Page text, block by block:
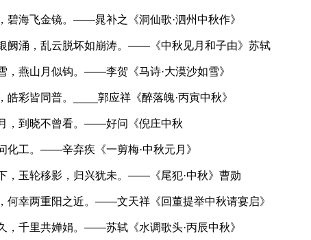
碧海飞金镜。——晁补之《洞仙歌·泗州中秋作》
阙涌，乱云脱坏如崩涛。——《中秋见月和子由》苏轼
，燕山月似钩。——李贺《马诗·大漠沙如雪》
皓彩皆同普。____郭应祥《醉落魄·丙寅中秋》
，到晓不曾看。——好问《倪庄中秋
化工。——辛弃疾《一剪梅·中秋元月》
，玉轮移影，归兴犹未。——《尾犯·中秋》曹勋
何幸两重阳之近。——文天祥《回董提举中秋请宴启》
，千里共婵娟。——苏轼《水调歌头·丙辰中秋》